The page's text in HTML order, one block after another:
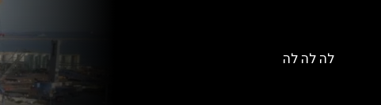
לה לה לה